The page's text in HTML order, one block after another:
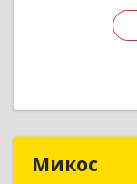
Микос